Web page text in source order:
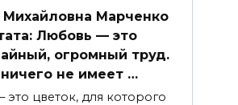
Михайловна Марченко
Любовь — это
огромный труд.
не имеет …
цветок, для которого